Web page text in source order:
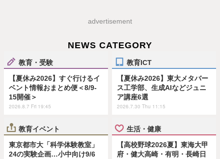
advertisement
NEWS CATEGORY
教育・受験
【夏休み2026】すぐ行けるイ
ベント情報おまとめ便＜8/9-
15開催＞
2026.8.7 Fri 19:45
教育ICT
【夏休み2026】東大メタバー
ス工学部、生成AIなどジュニ
ア講座6選
2026.7.30 Thu 11:15
教育イベント
東京都市大「科学体験教室」
24の実験企画…小中向け9/6
生活・健康
【高校野球2026夏】東海大甲
府・健大高崎・有明・長崎日